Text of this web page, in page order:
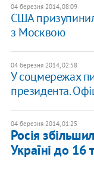
04 березня 2014, 08:09
США
з Москвою
04 березня 2014, 02:58
У соцмережах
президента.
04 березня 2014, 01:25
Росія
Україні до 16